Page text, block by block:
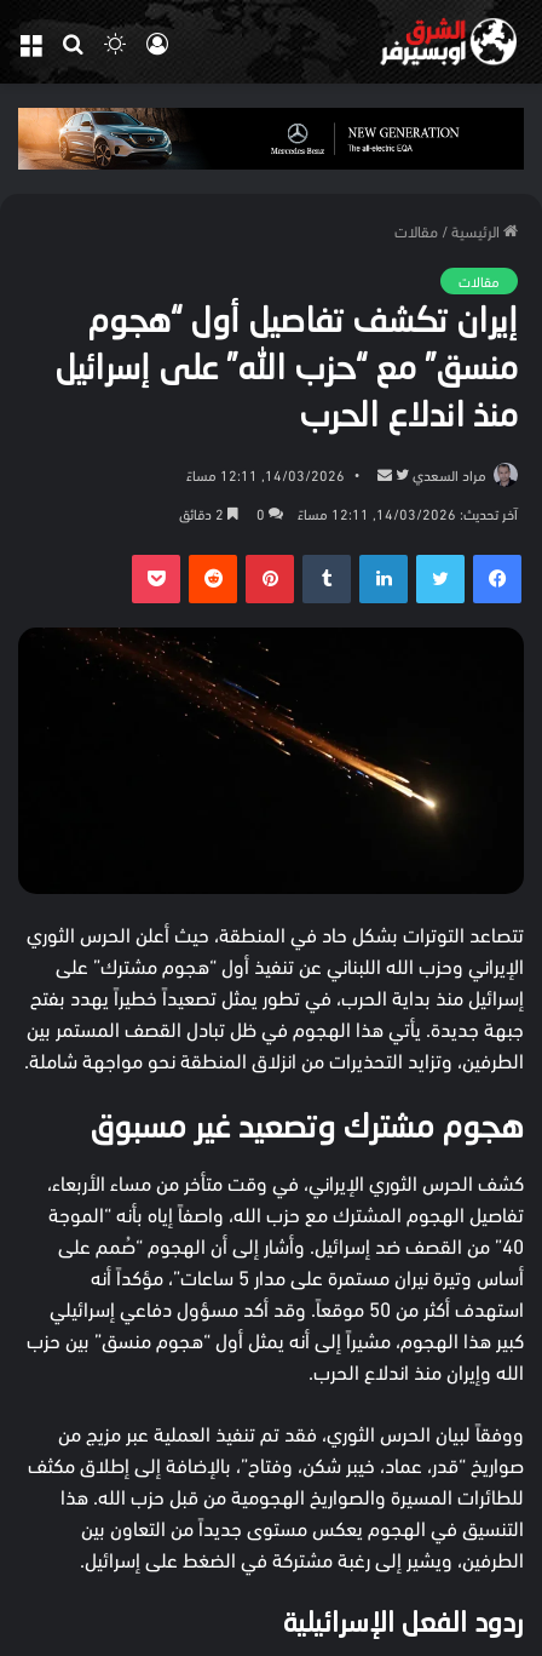
بحث
عن
الوضع
المظلم
تسجيل
الدخول
الرئيسية/ مقالات
مقالات
إيران تكشف تفاصيل أول “هجوم
منسق” مع “حزب الله” على إسرائيل
منذ اندلاع الحرب
مراد السعدي
تابعأرسل 14/03/2026, 12:11 مساءً
آخر تحديث: 14/03/2026, 12:11 مساءً
0
فيسبوكتويتر لينكدإن بينتيريست بوكيت
تتصاعد التوترات بشكل حاد في المنطقة، حيث أعلن الحرس الثوري
الإيراني وحزب الله اللبناني عن تنفيذ أول “هجوم مشترك” على
إسرائيل منذ بداية الحرب، في تطور يمثل تصعيداً خطيراً يهدد بفتح
جبهة جديدة. يأتي هذا الهجوم في ظل تبادل القصف المستمر بين
الطرفين، وتزايد التحذيرات من انزلاق المنطقة نحو مواجهة شاملة.
هجوم مشترك وتصعيد غير مسبوق
كشف الحرس الثوري الإيراني، في وقت متأخر من مساء الأربعاء،
تفاصيل الهجوم المشترك مع حزب الله، واصفاً إياه بأنه “الموجة
40” من القصف ضد إسرائيل. وأشار إلى أن الهجوم “صُمم على
أساس وتيرة نيران مستمرة على مدار 5 ساعات”، مؤكداً أنه
استهدف أكثر من 50 موقعاً. وقد أكد مسؤول دفاعي إسرائيلي
كبير هذا الهجوم، مشيراً إلى أنه يمثل أول “هجوم منسق” بين حزب
الله وإيران منذ اندلاع الحرب.
ووفقاً لبيان الحرس الثوري، فقد تم تنفيذ العملية عبر مزيج من
صواريخ “قدر، عماد، خيبر شكن، وفتاح”، بالإضافة إلى إطلاق مكثف
للطائرات المسيرة والصواريخ الهجومية من قبل حزب الله. هذا
التنسيق في الهجوم يعكس مستوى جديداً من التعاون بين
الطرفين، ويشير إلى رغبة مشتركة في الضغط على إسرائيل.
ردود الفعل الإسرائيلية